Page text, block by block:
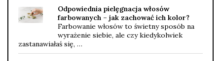
Odpowiednia pielęgnacja włosów
farbowanych – jak zachować ich kolor?
Farbowanie włosów to świetny sposób na
wyrażenie siebie, ale czy kiedykolwiek
zastanawiałaś się, …